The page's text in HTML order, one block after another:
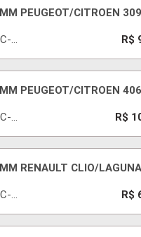
PEUGEOT/CITROEN
R$
PEUGEOT/CITROEN
R$
RENAULT CLIO/
R$